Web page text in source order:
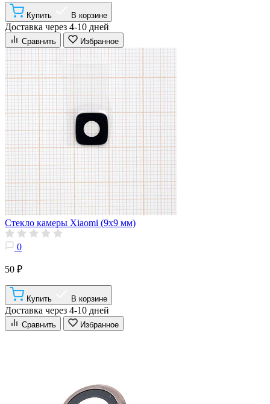
Купить В корзине
Доставка через 4-10 дней
Сравнить Избранное
Стекло камеры Xiaomi (9x9 мм)
0
50 ₽
Купить В корзине
Доставка через 4-10 дней
Сравнить Избранное